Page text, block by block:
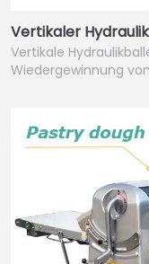
Vertikaler
Vertikale
Wiedergewinnung